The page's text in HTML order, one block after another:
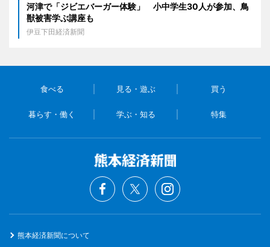
河津で「ジビエバーガー体験」 小中学生30人が参加、鳥
獣被害学ぶ講座も
伊豆下田経済新聞
食べる 見る・遊ぶ 買う
暮らす・働く 学ぶ・知る 特集
熊本経済新聞について